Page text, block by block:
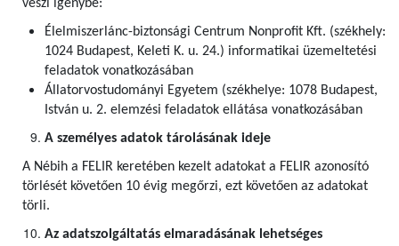
veszi igénybe:
Élelmiszerlánc-biztonsági Centrum Nonprofit Kft. (székhely:
1024 Budapest, Keleti K. u. 24.) informatikai üzemeltetési
feladatok vonatkozásában
Állatorvostudományi Egyetem (székhelye: 1078 Budapest,
István u. 2. elemzési feladatok ellátása vonatkozásában
A személyes adatok tárolásának ideje
A Nébih a FELIR keretében kezelt adatokat a FELIR azonosító
törlését követően 10 évig megőrzi, ezt követően az adatokat
törli.
Az adatszolgáltatás elmaradásának lehetséges